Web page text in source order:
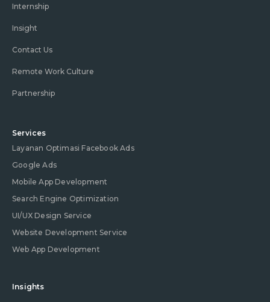
Internship
Insight
Contact Us
Remote Work Culture
Partnership
Services
Layanan Optimasi Facebook Ads
Google Ads
Mobile App Development
Search Engine Optimization
UI/UX Design Service
Website Development Service
Web App Development
Insights